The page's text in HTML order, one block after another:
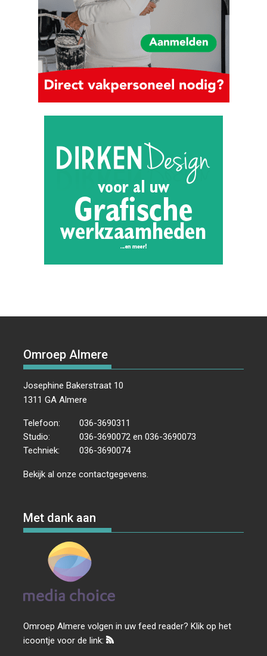
Omroep Almere
Josephine Bakerstraat 10
1311 GA Almere
Telefoon:
036-3690311
Studio:
036-3690072 en 036-3690073
Techniek:
036-3690074
Bekijk al onzecontactgegevens.
Met dank aan
Omroep Almere volgen in uw feed reader? Klik op het
icoontje voor de link: